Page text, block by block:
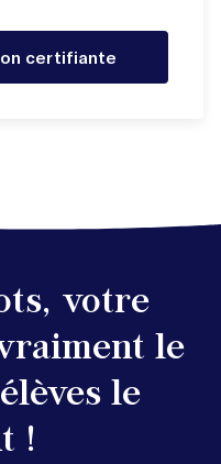
certifiante
votre
le
le
!